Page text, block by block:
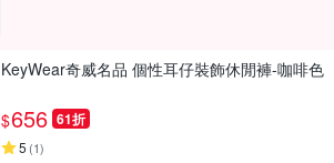
KeyWear奇威名品 個性耳仔裝飾休閒褲-咖啡色
$656 61折
5 (1)